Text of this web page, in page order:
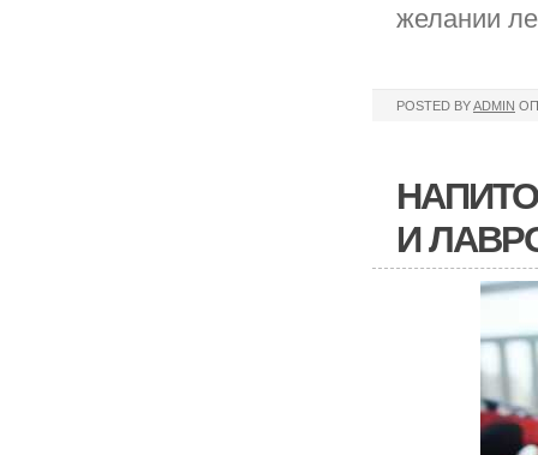
желании
POSTED BYADMIN
И